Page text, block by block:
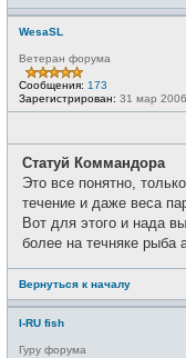
WesaSL
Ветеран форума
Сообщения: 173
Зарегистрирован: 31 мар
Статуй Коммандора
Это все понятно,
течение и даже веса
Вот для этого и нада
более на течняке рыба
Вернуться к началу
I-RU fish
Гуру форума